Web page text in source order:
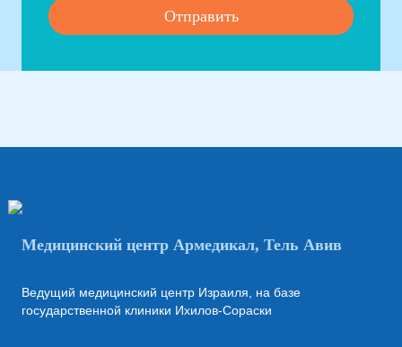
Медицинский центр Армедикал, Тель Авив
Ведущий медицинский центр Израиля, на базе
государственной клиники Ихилов-Сораски